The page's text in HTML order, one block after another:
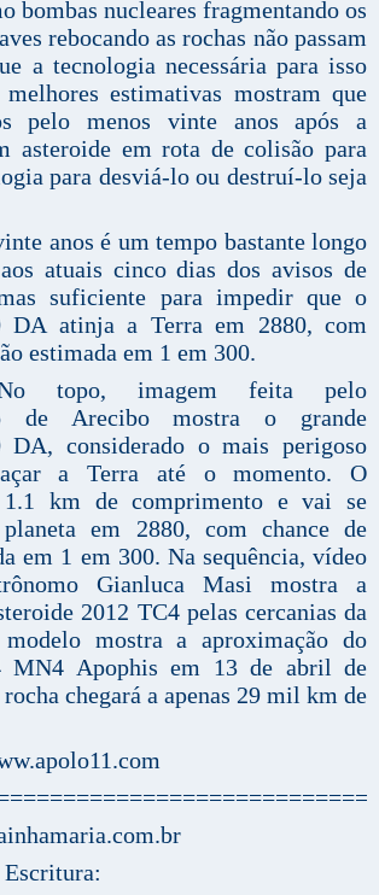
bombas nucleares fragmentando os
rebocando as rochas não passam
a tecnologia necessária para isso
estimativas mostram que
pelo menos vinte anos após a
asteroide em rota de colisão para
para desviá-lo ou destruí-lo seja
anos é um tempo bastante longo
atuais cinco dias dos avisos de
suficiente para impedir que o
DA atinja a Terra em 2880, com
estimada em 1 em 300.
No topo, imagem feita pelo
de Arecibo mostra o grande
DA, considerado o mais perigoso
a Terra até o momento. O
1.1 km de comprimento e vai se
em 2880, com chance de
em 1 em 300. Na sequência, vídeo
Gianluca Masi mostra a
2012 TC4 pelas cercanias da
mostra a aproximação do
MN4 Apophis em 13 de abril de
chegará a apenas 29 mil km de
Escritura: